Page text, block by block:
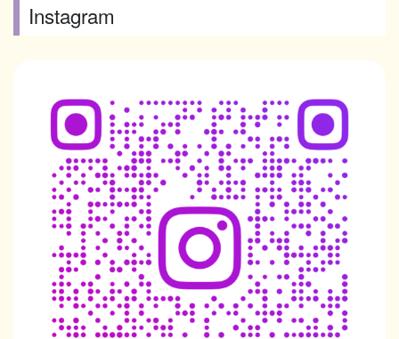
Instagram